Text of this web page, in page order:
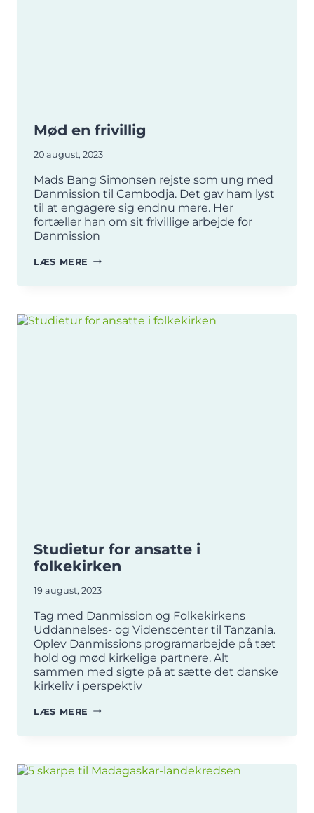
Mød en frivillig
20 august, 2023
Mads Bang Simonsen rejste som ung med
Danmission til Cambodja. Det gav ham lyst
til at engagere sig endnu mere. Her
fortæller han om sit frivillige arbejde for
Danmission
LÆS MERE MØD
Studietur for ansatte i
folkekirken
19 august, 2023
Tag med Danmission og Folkekirkens
Uddannelses- og Videnscenter til Tanzania.
Oplev Danmissions programarbejde på tæt
hold og mød kirkelige partnere. Alt
sammen med sigte på at sætte det danske
kirkeliv i perspektiv
LÆS MERE STUDIETUR
FOLKEKIRKEN